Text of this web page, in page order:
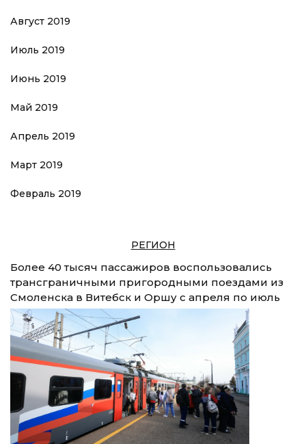
Август 2019
Июль 2019
Июнь 2019
Май 2019
Апрель 2019
Март 2019
Февраль 2019
РЕГИОН
Более 40 тысяч пассажиров воспользовались
трансграничными пригородными поездами из
Смоленска в Витебск и Оршу с апреля по июль